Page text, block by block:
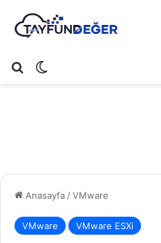
Arama yap ...
Anasayfa/VMware
VMware VMware ESXi